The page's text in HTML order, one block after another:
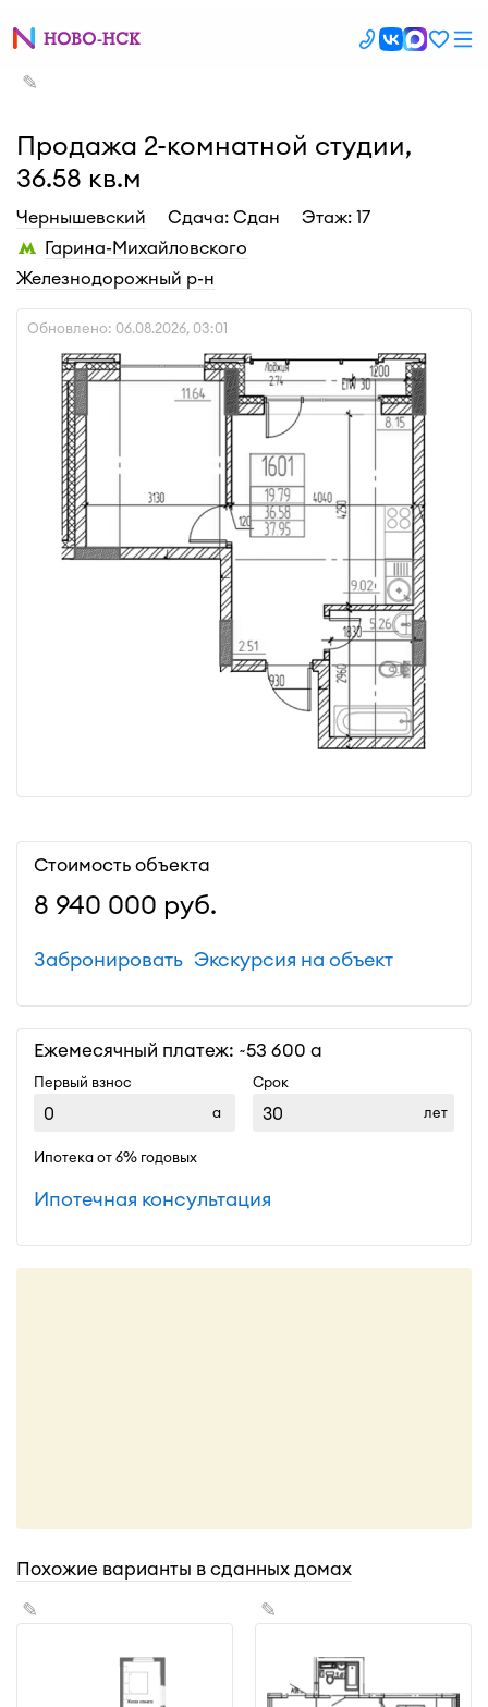
✎
Продажа 2-комнатной студии,
36.58 кв.м
Чернышевский Cдача: Сдан
Этаж: 17
Гарина-Михайловского
Железнодорожный р-н
Обновлено: 06.08.2026, 03:01
Стоимость объекта
8 940 000 руб.
Экскурсия на объект
Забронировать
Ежемесячный платеж: ~53 600
Первый взнос
Срок
лет
Ипотека от 6% годовых
Ипотечная консультация
Похожие варианты в сданных домах
✎ ✎